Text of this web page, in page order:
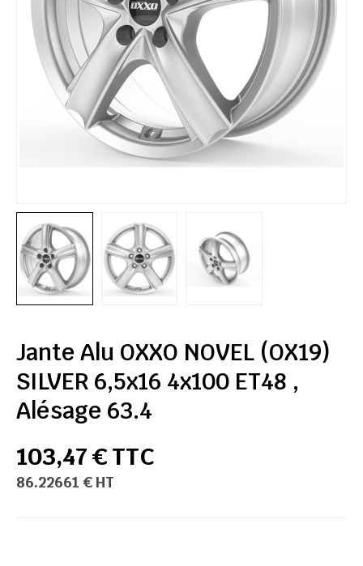
Jante Alu OXXO NOVEL (OX19)
SILVER 6,5x16 4x100 ET48 ,
Alésage 63.4
103,47 € TTC
86.22661 € HT